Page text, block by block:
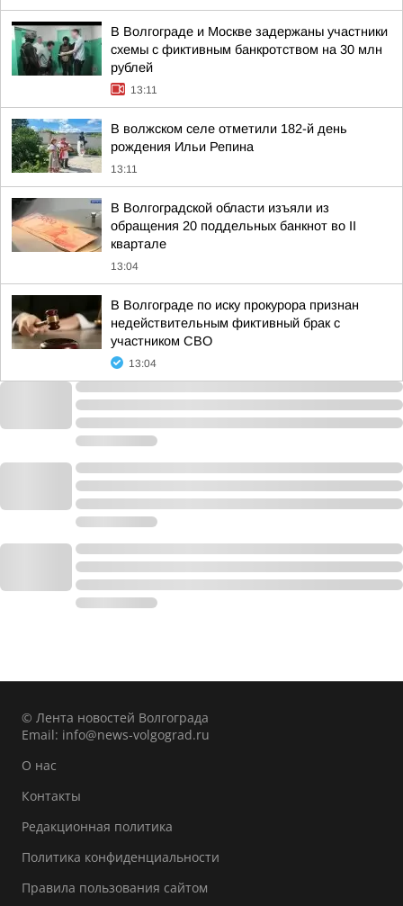
В Волгограде и Москве задержаны участники
схемы с фиктивным банкротством на 30 млн
рублей
13:11
В волжском селе отметили 182-й день
рождения Ильи Репина
13:11
В Волгоградской области изъяли из
обращения 20 поддельных банкнот во II
квартале
13:04
В Волгограде по иску прокурора признан
недействительным фиктивный брак с
участником СВО
13:04
© Лента новостей Волгограда
Email: info@news-volgograd.ru
О нас
Контакты
Редакционная политика
Политика конфиденциальности
Правила пользования сайтом